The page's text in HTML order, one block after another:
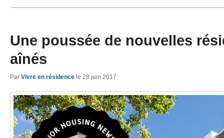
Une poussée de nouvelles
aînés
Par Vivre en résidence le 28 juin 2017